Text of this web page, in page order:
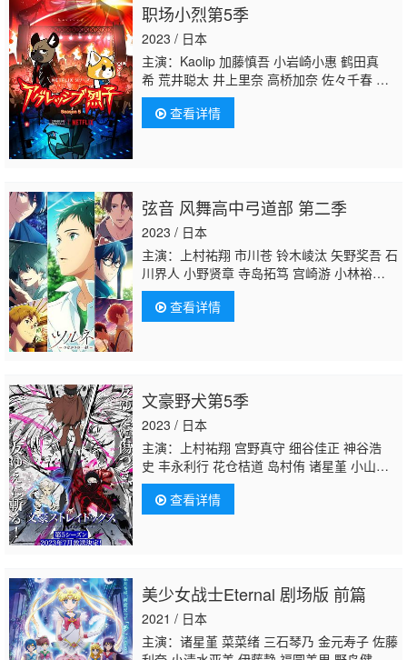
职场小烈第5季
2023 / 日本
主演：Kaolip 加藤慎吾 小岩崎小惠 鹤田真
希 荒井聪太 井上里奈 高桥加奈 佐々千春 宝
龟克寿 内海安希子
查看详情
弦音 风舞高中弓道部 第二季
2023 / 日本
主演：上村祐翔 市川苍 铃木崚汰 矢野奖吾 石
川界人 小野贤章 寺岛拓笃 宫崎游 小林裕
介 天崎滉平 福山润 近藤孝行 广濑裕也 梅原
裕一郎阿座上洋平
查看详情
文豪野犬第5季
2023 / 日本
主演：上村祐翔 宫野真守 细谷佳正 神谷浩
史 丰永利行 花仓桔道 岛村侑 诸星堇 小山力
也 大塚明夫 小市真琴 石田彰 子安武人 草尾
毅 梶裕贵阿座上洋平
查看详情
美少女战士Eternal 剧场版 前篇
2021 / 日本
主演：诸星堇 菜菜绪 三石琴乃 金元寿子 佐藤